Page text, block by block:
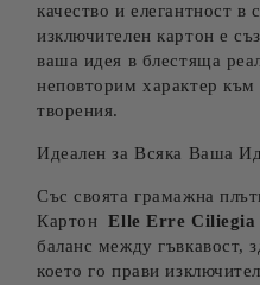
качество и елегантност в
изключителен картон е
ваша идея в блестяща
неповторим характер
творения.
Идеален за Всяка Ваша
Със своята грамажна
Картон Elle Erre
баланс между гъвкавост,
което го прави